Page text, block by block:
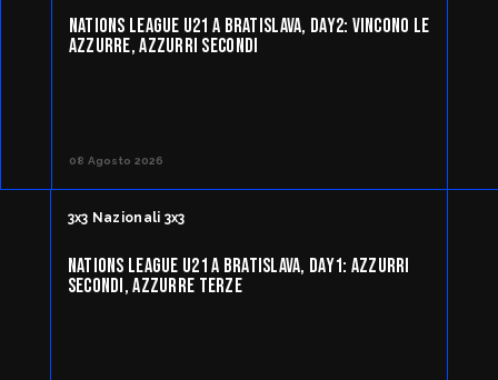
NATIONS LEAGUE U21 A BRATISLAVA, DAY2: VINCONO LE
AZZURRE, AZZURRI SECONDI
08 Agosto 2026
3x3 Nazionali 3x3
NATIONS LEAGUE U21 A BRATISLAVA, DAY1: AZZURRI
SECONDI, AZZURRE TERZE